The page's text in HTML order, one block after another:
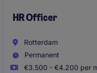
verlofregistraties.
HR Officer
Rotterdam
Permanent
€3.500 - €4.200 per